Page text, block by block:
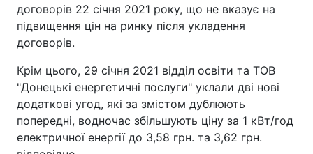
договорів 22 січня 2021 року, що не вказує на
підвищення цін на ринку після укладення
договорів.
Крім цього, 29 січня 2021 відділ освіти та ТОВ
"Донецькі енергетичні послуги" уклали дві нові
додаткові угод, які за змістом дублюють
попередні, водночас збільшують ціну за 1 кВт/год
електричної енергії до 3,58 грн. та 3,62 грн.